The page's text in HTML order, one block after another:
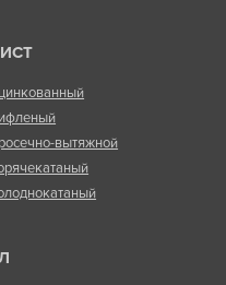
вытяжной